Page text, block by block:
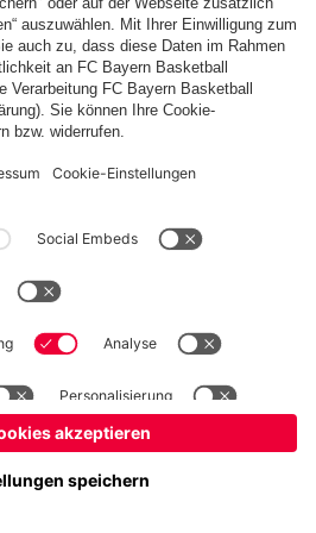
Allianz Arena Media Center
Bayern Tours
München AG – 2026
Nutzungsbedingungen
Hinweisgebersystem